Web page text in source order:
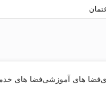
فضا های آموزشیفضا های